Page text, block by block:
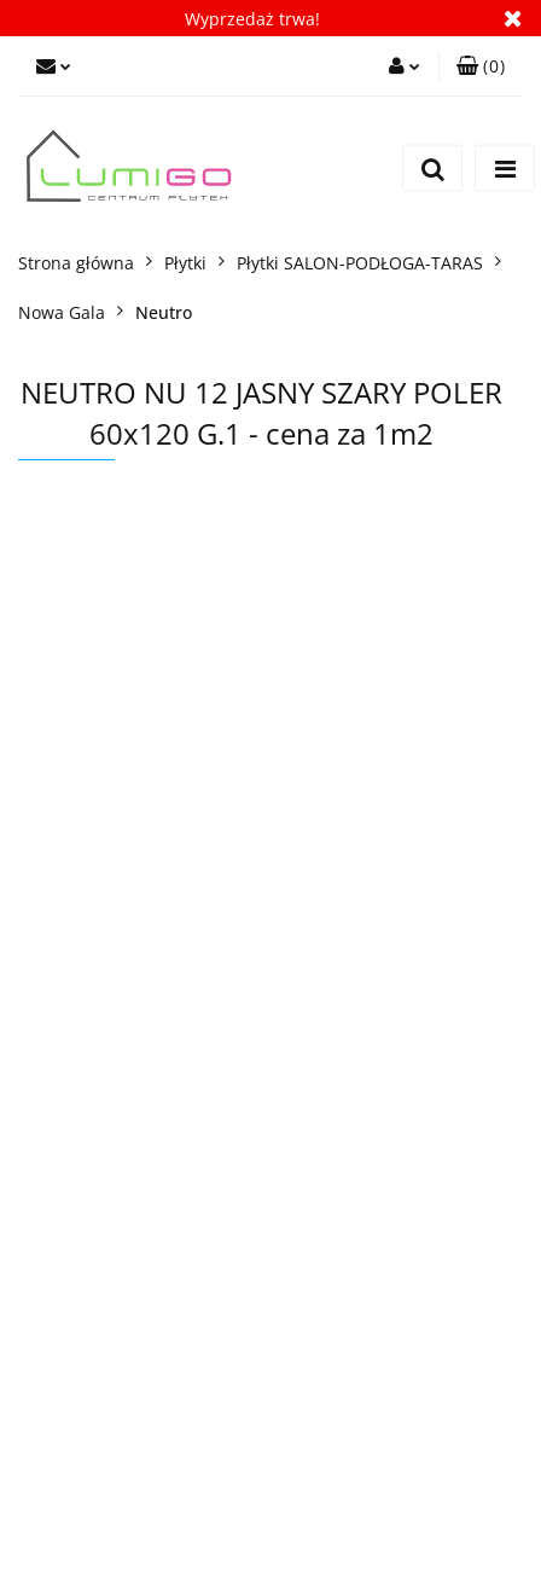
Wyprzedaż trwa!
(0)
Strona główna Płytki Płytki SALON-PODŁOGA-TARAS
Nowa Gala Neutro
NEUTRO NU 12 JASNY SZARY POLER
60x120 G.1 - cena za 1m2